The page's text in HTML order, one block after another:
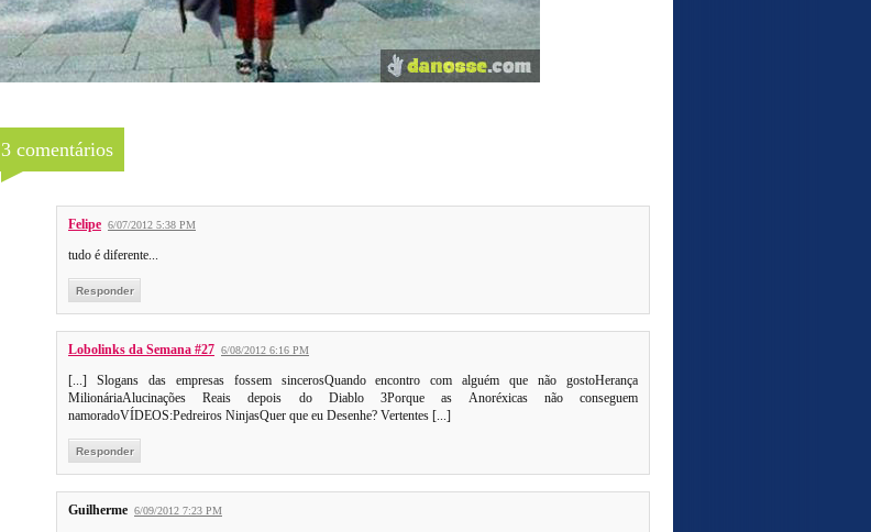
3 comentários
Felipe 6/07/2012 5:38 PM
tudo é diferente...
Responder
Lobolinks da Semana #27 6/08/2012 6:16 PM
[...] Slogans das empresas fossem sincerosQuando encontro com alguém que não gostoHerança
MilionáriaAlucinações Reais depois do Diablo 3Porque as Anoréxicas não conseguem
namoradoVÍDEOS:Pedreiros NinjasQuer que eu Desenhe? Vertentes [...]
Responder
Guilherme 6/09/2012 7:23 PM